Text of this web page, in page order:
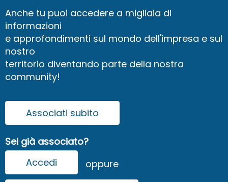
Anche tu puoi accedere a migliaia di
informazioni
e approfondimenti sul mondo dell'impresa e sul
nostro
territorio diventando parte della nostra
community!
Associati subito
Sei già associato?
Accedi
oppure